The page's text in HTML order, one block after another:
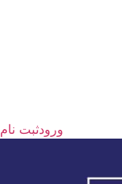
ورودثبت نام